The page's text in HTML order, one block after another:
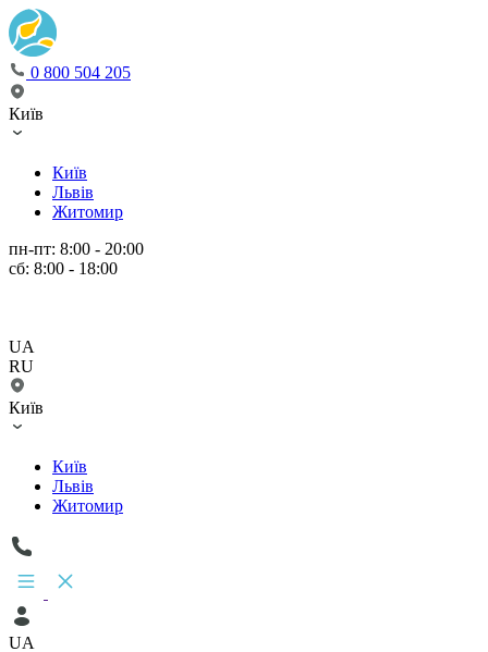
0 800 504 205
Київ
Київ
Львів
Житомир
пн-пт: 8:00 - 20:00
сб: 8:00 - 18:00
UA
RU
Київ
Київ
Львів
Житомир
UA